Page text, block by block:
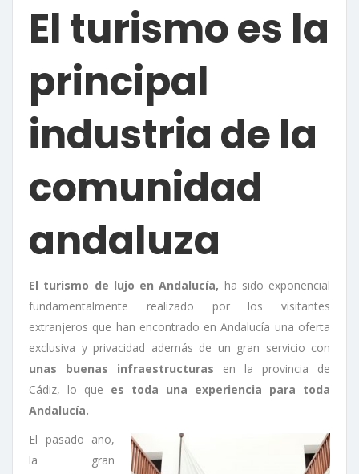
El turismo es la
principal
industria de la
comunidad
andaluza
El turismo de lujo en Andalucía, ha sido exponencial
fundamentalmente realizado por los visitantes
extranjeros que han encontrado en Andalucía una oferta
exclusiva y privacidad además de un gran servicio con
unas buenas infraestructuras en la provincia de
Cádiz, lo que es toda una experiencia para toda
Andalucía.
El pasado año,
la gran